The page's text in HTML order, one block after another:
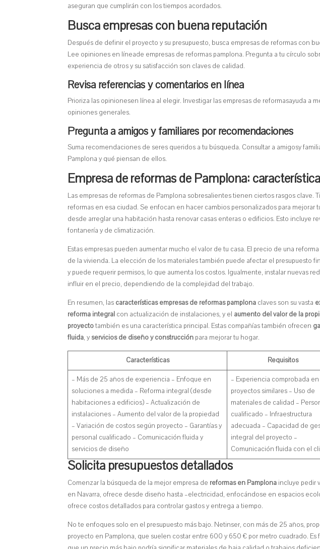
aseguran que cumplirán con los tiempos acordados.
Busca empresas con buena reputación
Después de definir el proyecto y su presupuesto, busca empresas de reformas con
Lee opiniones en líneade empresas de reformas pamplona. Pregunta a tu círculo
experiencia de otros y su satisfacción son claves de calidad.
Revisa referencias y comentarios en línea
Prioriza las opinionesen línea al elegir. Investigar las empresas de reformasayuda a
opiniones generales.
Pregunta a amigos y familiares por recomendaciones
Suma recomendaciones de seres queridos a tu búsqueda. Consultar a amigosy
Pamplona y qué piensan de ellos.
Empresa de reformas de Pamplona:
Las empresas de reformas de Pamplona sobresalientes tienen ciertos rasgos clave.
reformas en esa ciudad. Se enfocan en hacer cambios personalizados para mejorar
desde arreglar una habitación hasta renovar casas enteras o edificios. Esto incluye
fontanería y de climatización.
Estas empresas pueden aumentar mucho el valor de tu casa. El precio de una
de la vivienda. La elección de los materiales también puede afectar el presupuesto
y puede requerir permisos, lo que aumenta los costos. Igualmente, instalar nuevas
influir en el precio, dependiendo de la complejidad del trabajo.
En resumen, las características empresas de reformas pamplona claves son su vasta
reforma integral con actualización de instalaciones, y el aumento del valor de la
proyectotambién es una característica principal. Estas compañías también ofrecen
fluida, y servicios de diseño y construcción para mejorar tu hogar.
Características Requisitos
– Más de 25 años de experiencia – Enfoque en
soluciones a medida – Reforma integral (desde
habitaciones a edificios) – Actualización de
instalaciones – Aumento del valor de la propiedad
– Variación de costos según proyecto – Garantías y
personal cualificado – Comunicación fluida y
servicios de diseño
– Experiencia comprobada en
proyectos similares – Uso de
materiales de calidad –
cualificado – Infraestructura
adecuada – Capacidad de
integral del proyecto –
Comunicación fluida con el
Solicita presupuestos detallados
Comenzar la búsqueda de la mejor empresa de reformas en Pamplona incluye pedir
en Navarra, ofrece desde diseño hasta –electricidad, enfocándose en espacios
ofrece costos detallados para controlar gastos y entrega a tiempo.
No te enfoques solo en el presupuesto más bajo. Netinser, con más de 25 años,
proyecto en Pamplona, que suelen costar entre 600 y 650 € por metro cuadrado.